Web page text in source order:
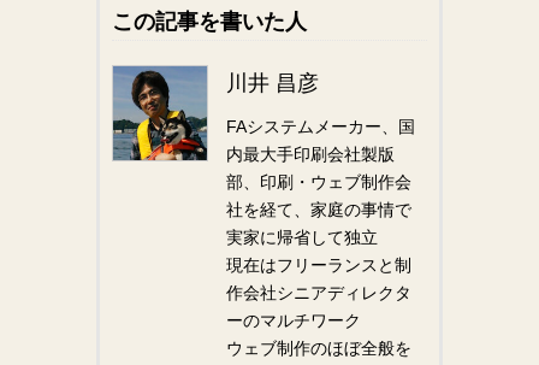
この記事を書いた人
川井 昌彦
FAシステムメーカー、国
内最大手印刷会社製版
部、印刷・ウェブ制作会
社を経て、家庭の事情で
実家に帰省して独立
現在はフリーランスと制
作会社シニアディレクタ
ーのマルチワーク
ウェブ制作のほぼ全般を